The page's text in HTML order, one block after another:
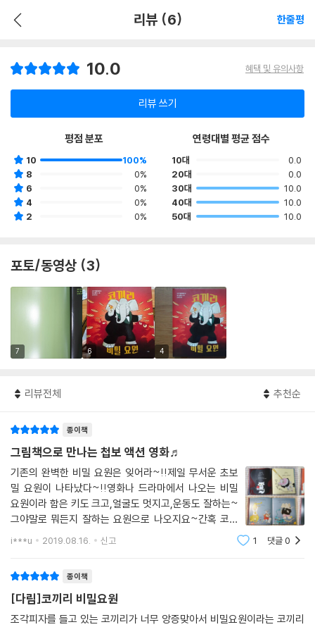
리뷰 (6) 한줄평
10.0 혜택 및 유의사항
리뷰 쓰기
평점 분포
10
100%
8
0%
6
0%
4
0%
2
0%
연령대별 평균 점수
10대
0.0
20대
0.0
30대
10.0
40대
10.0
50대
10.0
포토/동영상 (3)
7 6 4
리뷰전체 추천순
종이책
그림책으로 만나는 첩보 액션 영화♬
기존의 완벽한 비밀 요원은 잊어라~!!제일 무서운 초보
밀 요원이 나타났다~!!영화나 드라마에서 나오는 비밀
요원이라 함은 키도 크고,얼굴도 멋지고,운동도 잘하는~
그야말로 뭐든지 잘하는 요원으로 나오지요~간혹 코미
디영화일때야 기존의 비밀 요원이 아닌 재미있는 설정을
i***u 2019.08.16. 신고 1 댓글0
종이책
[다림]코끼리 비밀요원
조각피자를 들고 있는 코끼리가 너무 앙증맞아서 비밀요원이라는 코끼리